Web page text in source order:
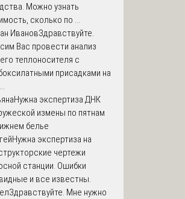
Можно узнать
сколько по ...
ИвановЗдравствуйте.
Вас провести анализ
теплоносителя с
присадками на
Нужна экспертиза ДНК
измены по пятнам
белье
Нужна экспертиза на
чертежи
станции. Ошибки
и все известны.
Здравствуйте. Мне нужно